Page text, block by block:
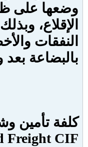
وضعها على
الإقلاع،
النفقات
بالبضاعة بعد
كلفة تأمين
Freight CIF